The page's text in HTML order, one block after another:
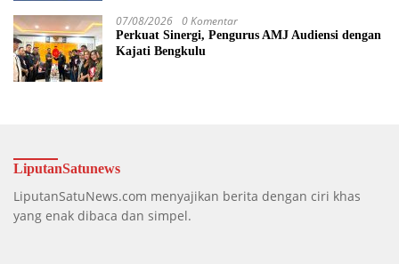
07/08/2026 0 Komentar
Perkuat Sinergi, Pengurus AMJ Audiensi dengan
Kajati Bengkulu
LiputanSatunews
LiputanSatuNews.com menyajikan berita dengan ciri khas
yang enak dibaca dan simpel.